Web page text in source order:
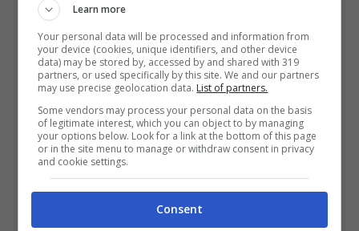
consegnare al segretario generale del
Bureau International des Expositions,
Dimitri Kerkentzesil dossier della
candidatura di Roma. A presentare il
documento andarono infatti il presidente
del Comitato, Giampiero Massolo, in
rappresentanza del Governo, il
sottosegretario del ministero degli Affari
Learn more
Your personal data will be processed and information from
your device (cookies, unique identifiers, and other device
data) may be stored by, accessed by and shared with 319
partners, or used specifically by this site. We and our partners
may use precise geolocation data. List of partners.
Some vendors may process your personal data on the basis
of legitimate interest, which you can object to by managing
your options below. Look for a link at the bottom of this page
or in the site menu to manage or withdraw consent in privacy
and cookie settings.
Consent